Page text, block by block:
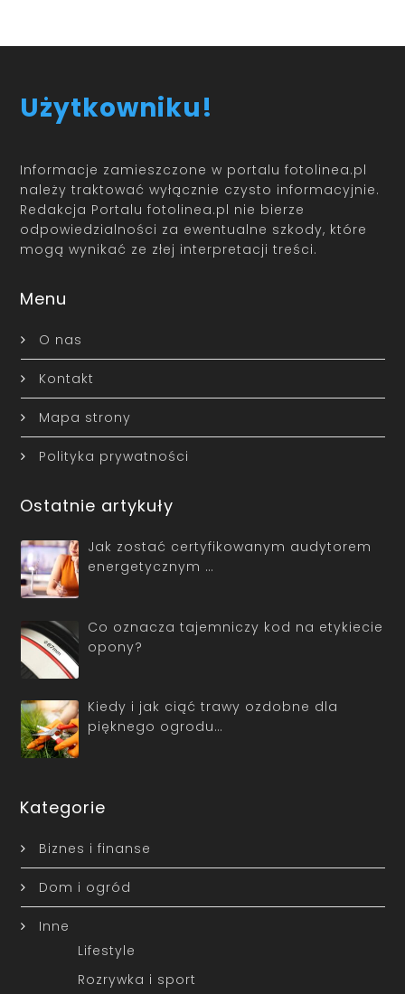
Użytkowniku!
Informacje zamieszczone w portalu fotolinea.pl
należy traktować wyłącznie czysto informacyjnie.
Redakcja Portalu fotolinea.pl nie bierze
odpowiedzialności za ewentualne szkody, które
mogą wynikać ze złej interpretacji treści.
Menu
O nas
Kontakt
Mapa strony
Polityka prywatności
Ostatnie artykuły
Jak zostać certyfikowanym audytorem
energetycznym …
Co oznacza tajemniczy kod na etykiecie
opony?
Kiedy i jak ciąć trawy ozdobne dla
pięknego ogrodu…
Kategorie
Biznes i finanse
Dom i ogród
Inne
Lifestyle
Rozrywka i sport